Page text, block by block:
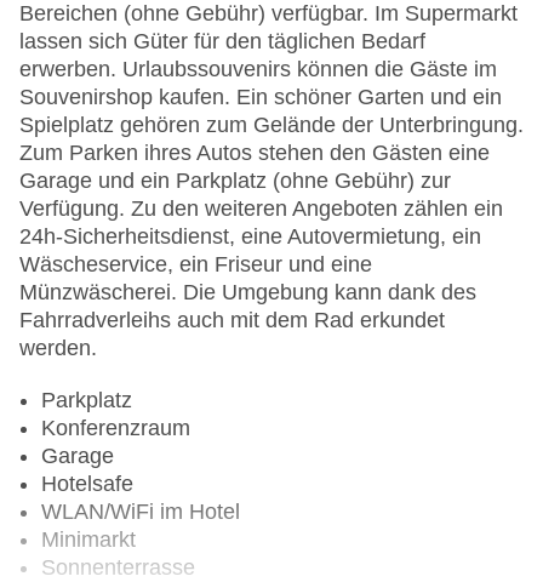
Bereichen (ohne Gebühr) verfügbar. Im Supermarkt
lassen sich Güter für den täglichen Bedarf
erwerben. Urlaubssouvenirs können die Gäste im
Souvenirshop kaufen. Ein schöner Garten und ein
Spielplatz gehören zum Gelände der Unterbringung.
Zum Parken ihres Autos stehen den Gästen eine
Garage und ein Parkplatz (ohne Gebühr) zur
Verfügung. Zu den weiteren Angeboten zählen ein
24h-Sicherheitsdienst, eine Autovermietung, ein
Wäscheservice, ein Friseur und eine
Münzwäscherei. Die Umgebung kann dank des
Fahrradverleihs auch mit dem Rad erkundet
werden.
Parkplatz
Konferenzraum
Garage
Hotelsafe
WLAN/WiFi im Hotel
Minimarkt
Sonnenterrasse